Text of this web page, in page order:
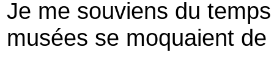
Je me souviens du
musées se moquaient